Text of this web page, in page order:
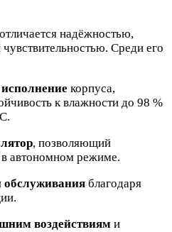
надёжностью,
Среди его
корпуса,
к влажности до 98 %
, позволяющий
в автономном режиме.
обслуживания благодаря
воздействиям и